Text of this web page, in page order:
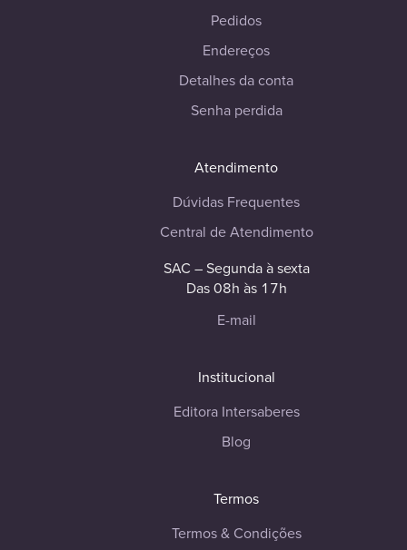
Pedidos
Endereços
Detalhes da conta
Senha perdida
Atendimento
Dúvidas Frequentes
Central de Atendimento
SAC – Segunda à sexta
Das 08h às 17h
E-mail
Institucional
Editora Intersaberes
Blog
Termos
Termos & Condições